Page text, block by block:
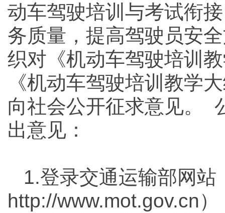
动车驾驶培训与考试衔
务质量，提高驾驶员安
织对《机动车驾驶培训
《机动车驾驶培训教学
向社会公开征求意见。
出意见：
1.登录交通运输部网站
http://www.mot.gov.cn）